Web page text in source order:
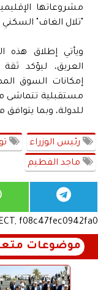
مشروعاتها
"تلال الغاف"
ويأتي إطلاق هذه
العريق، ليؤكد
إمكانات السوق
مستقبلية تتماشى مع
للدولة، وبما يتوافق
رئيس الوزراء
ماجد الفطيم
f08c47fec0942fa0
موضوعات